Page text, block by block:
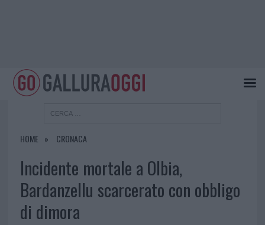
HOME CRONACA
Incidente mortale a Olbia,
Bardanzellu scarcerato con obbligo
di dimora